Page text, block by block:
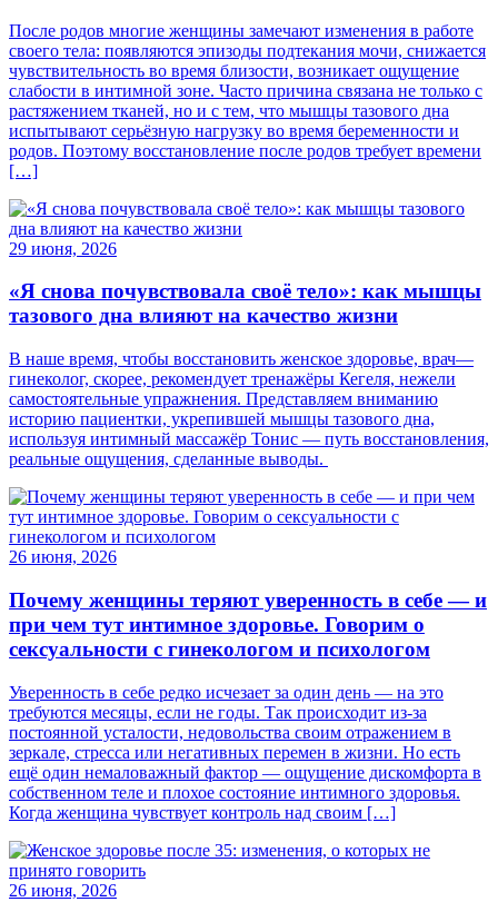
После родов многие женщины замечают изменения в работе
своего тела: появляются эпизоды подтекания мочи, снижается
чувствительность во время близости, возникает ощущение
слабости в интимной зоне. Часто причина связана не только с
растяжением тканей, но и с тем, что мышцы тазового дна
испытывают серьёзную нагрузку во время беременности и
родов. Поэтому восстановление после родов требует времени
[…]
29 июня, 2026
«Я снова почувствовала своё тело»: как мышцы
тазового дна влияют на качество жизни
В наше время, чтобы восстановить женское здоровье, врач—
гинеколог, скорее, рекомендует тренажёры Кегеля, нежели
самостоятельные упражнения. Представляем вниманию
историю пациентки, укрепившей мышцы тазового дна,
используя интимный массажёр Тонис — путь восстановления,
реальные ощущения, сделанные выводы.
26 июня, 2026
Почему женщины теряют уверенность в себе — и
при чем тут интимное здоровье. Говорим о
сексуальности с гинекологом и психологом
Уверенность в себе редко исчезает за один день — на это
требуются месяцы, если не годы. Так происходит из-за
постоянной усталости, недовольства своим отражением в
зеркале, стресса или негативных перемен в жизни. Но есть
ещё один немаловажный фактор — ощущение дискомфорта в
собственном теле и плохое состояние интимного здоровья.
Когда женщина чувствует контроль над своим […]
26 июня, 2026